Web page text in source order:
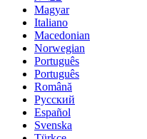
Magyar
Italiano
Macedonian
Norwegian
Português
Português
Română
Русский
Español
Svenska